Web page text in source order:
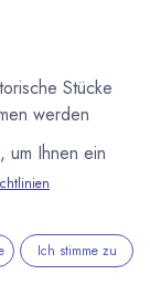
Stücke
werden
Möglichkeit
um Ihnen ein
Ich stimme zu